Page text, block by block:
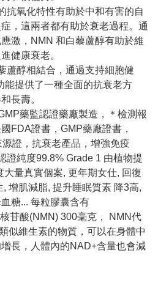
抗氧化特性有助於中和有害的自
，這兩者都有助於衰老過程。通
激，NMN 和白藜蘆醇有助於維
健康衰老。
蘆醇相結合，通過支持細胞健
能提供了一種全面的抗衰老方
長壽。
藥監認證藥廠製造，＊檢測報
FDA證書，GMP藥廠證書，
證，抗衰老產品，增強免疫
證純度99.8% Grade 1 由植物提
量真實個案, 更年期女仕, 回復
增肌減脂, 提升睡眠質素 降3高,
糖... 每粒膠囊含有
苷酸(NMN) 300毫克， NMN代
似維生素的物質，可以在身體中
長，人體內的NAD+含量也會減